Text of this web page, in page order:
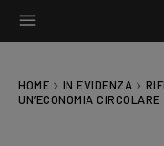
HOME IN EVIDENZA
UN’ECONOMIA CIRCOLARE